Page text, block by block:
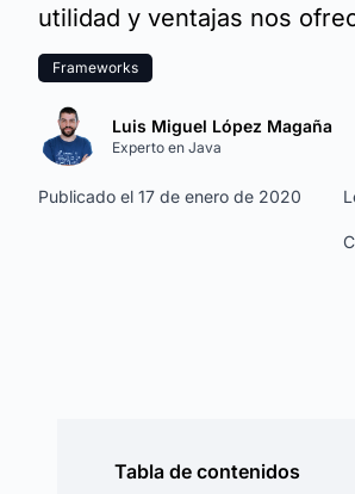
utilidad y ventajas nos
Frameworks
Luis Miguel López Magaña
Experto en Java
Publicado el 17 de enero de 2020
Tabla de contenidos